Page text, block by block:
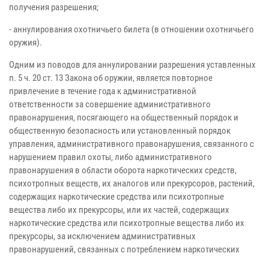
получения разрешения;
- аннулирования охотничьего билета (в отношении охотничьего
оружия).
Одним из поводов для аннулировании разрешения уставленных
п. 5 ч. 20 ст. 13 Закона об оружии, является повторное
привлечение в течение года к административной
ответственности за совершение административного
правонарушения, посягающего на общественный порядок и
общественную безопасность или установленный порядок
управления, административного правонарушения, связанного с
нарушением правил охоты, либо административного
правонарушения в области оборота наркотических средств,
психотропных веществ, их аналогов или прекурсоров, растений,
содержащих наркотические средства или психотропные
вещества либо их прекурсоры, или их частей, содержащих
наркотические средства или психотропные вещества либо их
прекурсоры, за исключением административных
правонарушений, связанных с потреблением наркотических